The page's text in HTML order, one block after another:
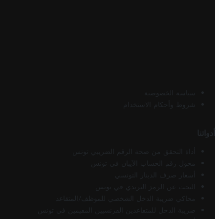
سياسة الخصوصية
شروط وأحكام الاستخدام
أدواتنا
أداة التحقق من صحة الرقم الضريبي تونس
محول رقم الحساب الآيبان في تونس
أسعار صرف الدينار التونسي
البحث عن الرمز البريدي في تونس
محاكي ضريبة الدخل الشخصي للموظف/المتقاعد
ضريبة الدخل للمتقاعدين الفرنسيين المقيمين في تونس